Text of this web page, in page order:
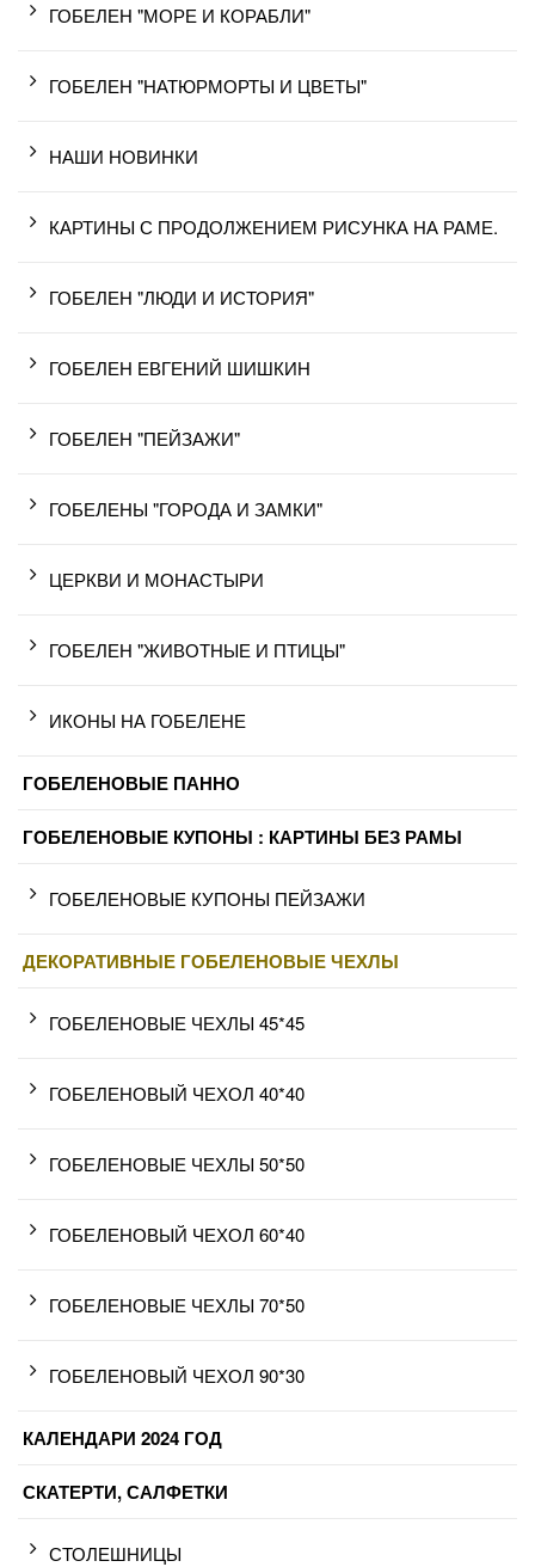
ГОБЕЛЕН "МОРЕ И КОРАБЛИ"
ГОБЕЛЕН "НАТЮРМОРТЫ И ЦВЕТЫ"
НАШИ НОВИНКИ
КАРТИНЫ С ПРОДОЛЖЕНИЕМ РИСУНКА НА РАМЕ.
ГОБЕЛЕН "ЛЮДИ И ИСТОРИЯ"
ГОБЕЛЕН ЕВГЕНИЙ ШИШКИН
ГОБЕЛЕН "ПЕЙЗАЖИ"
ГОБЕЛЕНЫ "ГОРОДА И ЗАМКИ"
ЦЕРКВИ И МОНАСТЫРИ
ГОБЕЛЕН "ЖИВОТНЫЕ И ПТИЦЫ"
ИКОНЫ НА ГОБЕЛЕНЕ
ГОБЕЛЕНОВЫЕ ПАННО
ГОБЕЛЕНОВЫЕ КУПОНЫ : КАРТИНЫ БЕЗ РАМЫ
ГОБЕЛЕНОВЫЕ КУПОНЫ ПЕЙЗАЖИ
ДЕКОРАТИВНЫЕ ГОБЕЛЕНОВЫЕ ЧЕХЛЫ
ГОБЕЛЕНОВЫЕ ЧЕХЛЫ 45*45
ГОБЕЛЕНОВЫЙ ЧЕХОЛ 40*40
ГОБЕЛЕНОВЫЕ ЧЕХЛЫ 50*50
ГОБЕЛЕНОВЫЙ ЧЕХОЛ 60*40
ГОБЕЛЕНОВЫЕ ЧЕХЛЫ 70*50
ГОБЕЛЕНОВЫЙ ЧЕХОЛ 90*30
КАЛЕНДАРИ 2024 ГОД
СКАТЕРТИ, САЛФЕТКИ
СТОЛЕШНИЦЫ